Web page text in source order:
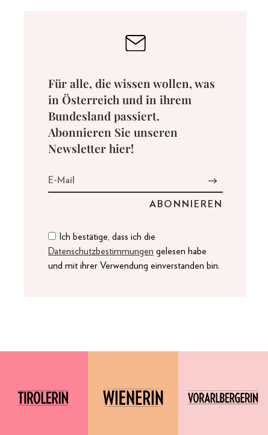
Für alle, die wissen wollen, was
in Österreich und in ihrem
Bundesland passiert.
Abonnieren Sie unseren
Newsletter hier!
Ich bestätige, dass ich die
Datenschutzbestimmungen gelesen habe
und mit ihrer Verwendung einverstanden bin.